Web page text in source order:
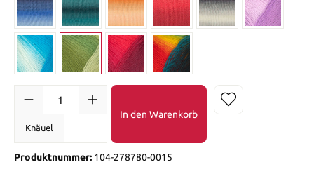
Knäuel
In den Warenkorb
Produktnummer: 104-278780-0015